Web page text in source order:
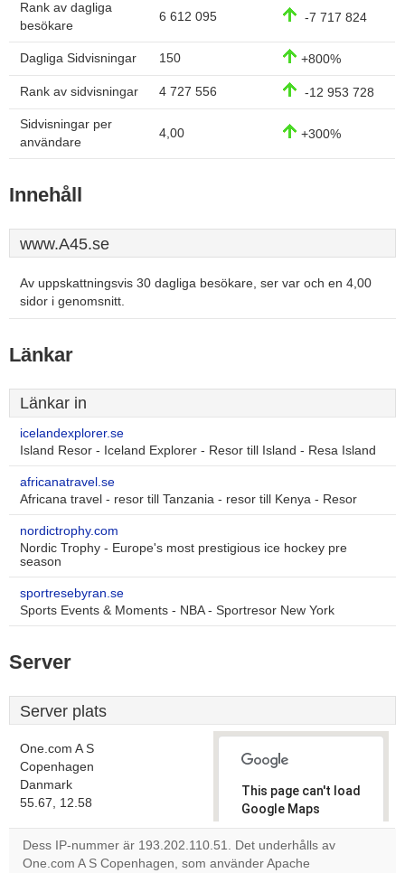
Rank av dagliga
besökare
6 612 095 -7 717 824
Dagliga Sidvisningar 150 +800%
Rank av sidvisningar 4 727 556 -12 953 728
Sidvisningar per
användare
4,00 +300%
Innehåll
www.A45.se
Av uppskattningsvis 30 dagliga besökare, ser var och en 4,00
sidor i genomsnitt.
Länkar
Länkar in
icelandexplorer.se
Island Resor - Iceland Explorer - Resor till Island - Resa Island
africanatravel.se
Africana travel - resor till Tanzania - resor till Kenya - Resor
nordictrophy.com
Nordic Trophy - Europe's most prestigious ice hockey pre
season
sportresebyran.se
Sports Events & Moments - NBA - Sportresor New York
Server
Server plats
One.com A S
Copenhagen
Danmark
55.67, 12.58
This page can't load
Google Maps
correctly.
Do you
Dess IP-nummer är 193.202.110.51. Det underhålls av
One.com A S Copenhagen, som använder Apache